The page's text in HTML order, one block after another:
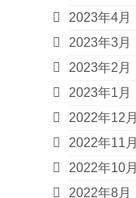
2023年4月
2023年3月
2023年2月
2023年1月
2022年12月
2022年11月
2022年10月
2022年8月